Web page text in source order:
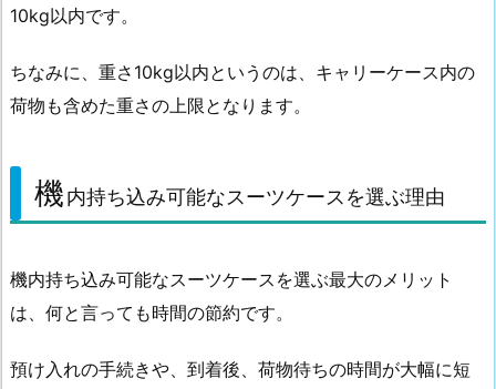
10kg以内です。
ちなみに、重さ10kg以内というのは、キャリーケース内の
荷物も含めた重さの上限となります。
機内持ち込み可能なスーツケースを選ぶ理由
機内持ち込み可能なスーツケースを選ぶ最大のメリット
は、何と言っても時間の節約です。
預け入れの手続きや、到着後、荷物待ちの時間が大幅に短